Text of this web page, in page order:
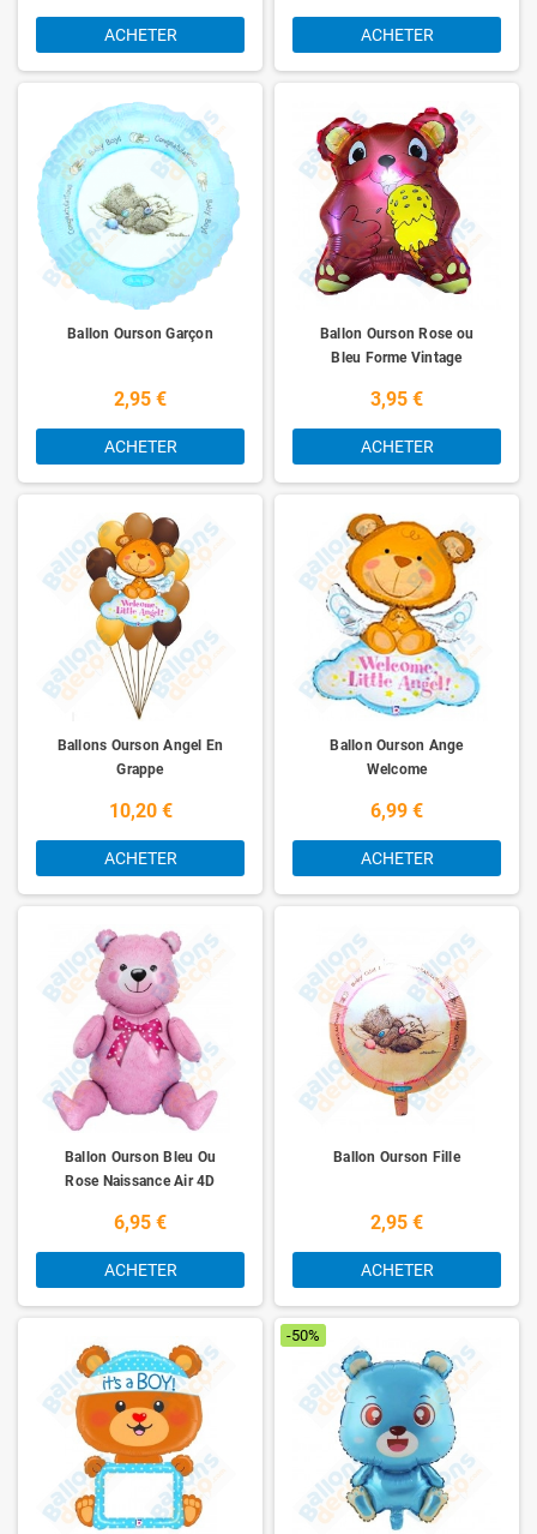
ACHETER ACHETER
Ballon Ourson Garçon
2,95 €
ACHETER
Ballon Ourson Rose ou
Bleu Forme Vintage
3,95 €
ACHETER
Ballons Ourson Angel En
Grappe
10,20 €
ACHETER
Ballon Ourson Ange
Welcome
6,99 €
ACHETER
Ballon Ourson Bleu Ou
Rose Naissance Air 4D
6,95 €
ACHETER
Ballon Ourson Fille
2,95 €
ACHETER
-50%